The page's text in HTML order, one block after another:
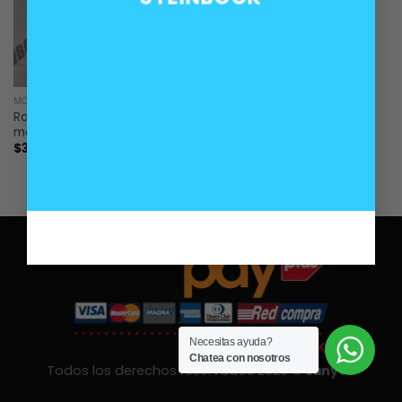
MOTOR
Racor conector lateral agua
motores BMW B37 B37B B38
$30.000
Todos los derechos reservados 2026 ©Lanyon
Necesitas ayuda?
Chatea con nosotros